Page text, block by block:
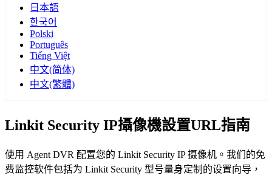
日本語
한국어
Polski
Português
Tiếng Việt
中文(简体)
中文(繁體)
Linkit Security IP攝像機設置URL指南
使用 Agent DVR 配置您的 Linkit Security IP 摄像机。我们的免
费监控软件包括为 Linkit Security 型号量身定制的设置向导，